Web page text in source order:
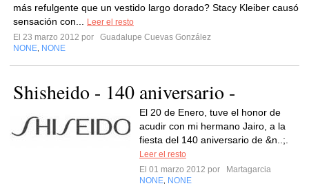
más refulgente que un vestido largo dorado? Stacy Kleiber causó
sensación con...
Leer el resto
El 23 marzo 2012 por
Guadalupe Cuevas González
NONE NONE
Shisheido - 140 aniversario -
El 20 de Enero, tuve el honor de
acudir con mi hermano Jairo, a la
fiesta del 140 aniversario de &n..;.
Leer el resto
El 01 marzo 2012 por
Martagarcia
NONE NONE